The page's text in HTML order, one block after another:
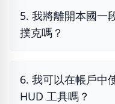
5. 我將離開本國一
撲克嗎？
6. 我可以在帳戶中
HUD 工具嗎？